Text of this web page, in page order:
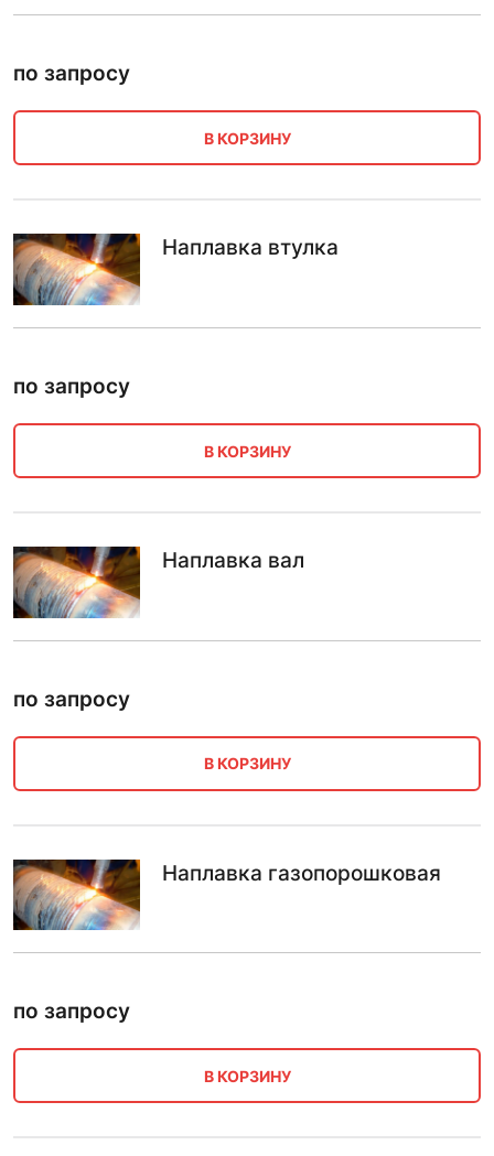
по запросу
В КОРЗИНУ
Наплавка втулка
по запросу
В КОРЗИНУ
Наплавка вал
по запросу
В КОРЗИНУ
Наплавка газопорошковая
по запросу
В КОРЗИНУ